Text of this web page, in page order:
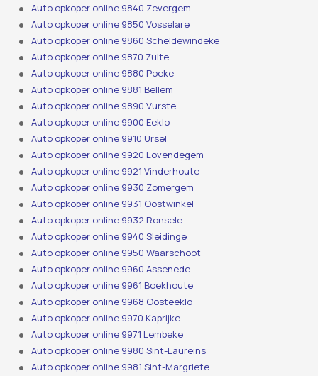
Auto opkoper online 9840 Zevergem
Auto opkoper online 9850 Vosselare
Auto opkoper online 9860 Scheldewindeke
Auto opkoper online 9870 Zulte
Auto opkoper online 9880 Poeke
Auto opkoper online 9881 Bellem
Auto opkoper online 9890 Vurste
Auto opkoper online 9900 Eeklo
Auto opkoper online 9910 Ursel
Auto opkoper online 9920 Lovendegem
Auto opkoper online 9921 Vinderhoute
Auto opkoper online 9930 Zomergem
Auto opkoper online 9931 Oostwinkel
Auto opkoper online 9932 Ronsele
Auto opkoper online 9940 Sleidinge
Auto opkoper online 9950 Waarschoot
Auto opkoper online 9960 Assenede
Auto opkoper online 9961 Boekhoute
Auto opkoper online 9968 Oosteeklo
Auto opkoper online 9970 Kaprijke
Auto opkoper online 9971 Lembeke
Auto opkoper online 9980 Sint-Laureins
Auto opkoper online 9981 Sint-Margriete